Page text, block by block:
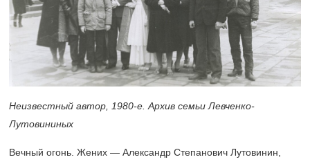
Неизвестный автор, 1980-е. Архив семьи Левченко-
Лутовининых
Вечный огонь. Жених — Александр Степанович Лутовинин,